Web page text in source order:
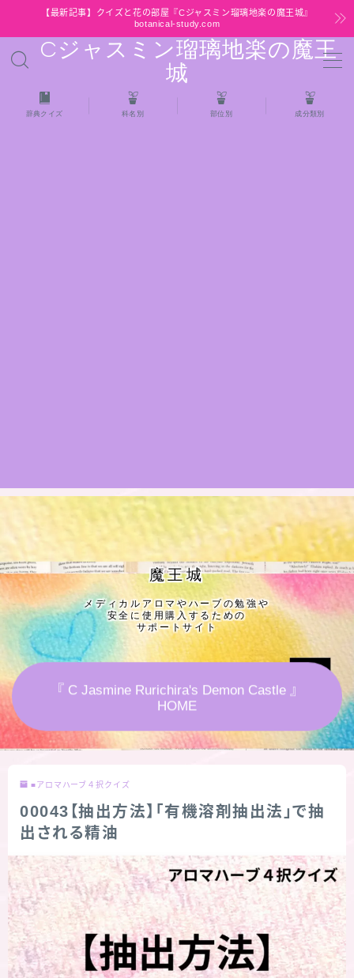
【最新記事】クイズと花の部屋『Cジャスミン瑠璃地楽の魔王城』
botanical-study.com
Cジャスミン瑠璃地楽の魔王
城
MENU
HOME
公式ウェブサイト『Botanical Study』
Cジャスミン瑠璃地楽の主な活動先リンク集
プロフィール
アロマハーブアンケート
おすすめ商品＆レビュー
★スペシャルアロマハーブ４択クイズ (kindle出
お問い合わせ
サイトマップ
辞典クイズ 科名別 部位別 成分類別
魔王城
メディカルアロマやハーブの勉強や
安全に使用購入するための
サポートサイト
『 C Jasmine Rurichira's Demon Castle 』
HOME
■アロマハーブ４択クイズ
00043【抽出方法】「有機溶剤抽出法」で抽
出される精油